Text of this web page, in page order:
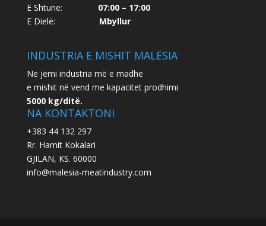
E Shtune: 07:00 – 17:00
E Dielë: Mbyllur
INDUSTRIA E MISHIT MALËSIA
Ne jemi industria më e madhe
e mishit në vend me kapacitet prodhimi
5000 kg/ditë.
NA KONTAKTONI
+383 44 132 297
Rr. Hamit Kokalari
GJILAN, KS. 60000
info@malesia-meatindustry.com